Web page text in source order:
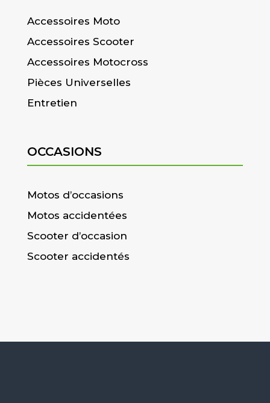
Accessoires Moto
Accessoires Scooter
Accessoires Motocross
Pièces Universelles
Entretien
OCCASIONS
Motos d’occasions
Motos accidentées
Scooter d’occasion
Scooter accidentés